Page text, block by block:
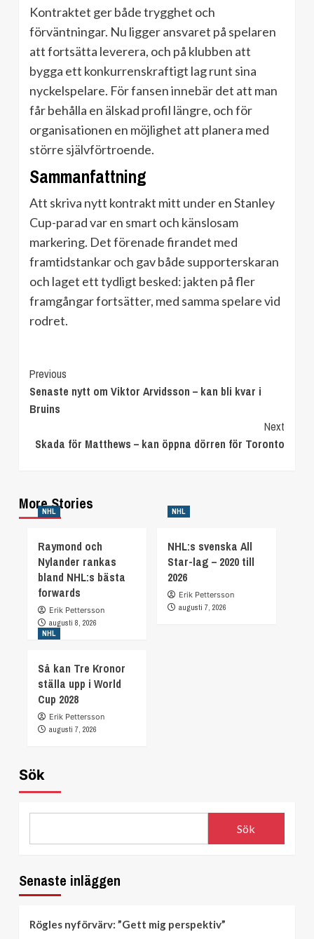
Kontraktet ger både trygghet och
förväntningar. Nu ligger ansvaret på spelaren
att fortsätta leverera, och på klubben att
bygga ett konkurrenskraftigt lag runt sina
nyckelspelare. För fansen innebär det att man
får behålla en älskad profil längre, och för
organisationen en möjlighet att planera med
större självförtroende.
Sammanfattning
Att skriva nytt kontrakt mitt under en Stanley
Cup-parad var en smart och känslosam
markering. Det förenade firandet med
framtidstankar och gav både supporterskaran
och laget ett tydligt besked: jakten på fler
framgångar fortsätter, med samma spelare vid
rodret.
Continue
Reading
Previous
Senaste nytt om Viktor Arvidsson – kan bli kvar i
Bruins
Next
Skada för Matthews – kan öppna dörren för Toronto
More Stories
NHL
Raymond och
Nylander rankas
bland NHL:s bästa
forwards
Erik Pettersson
augusti 8, 2026
NHL
NHL:s svenska All
Star-lag – 2020 till
2026
Erik Pettersson
augusti 7, 2026
NHL
Så kan Tre Kronor
ställa upp i World
Cup 2028
Erik Pettersson
augusti 7, 2026
Sök
Sök
Senaste inläggen
Rögles nyförvärv: ”Gett mig perspektiv”